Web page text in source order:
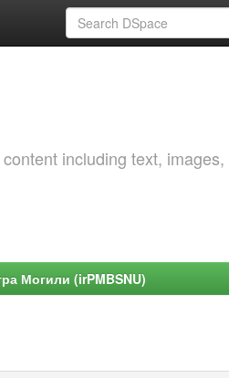
including text, images,
Могили (irPMBSNU)